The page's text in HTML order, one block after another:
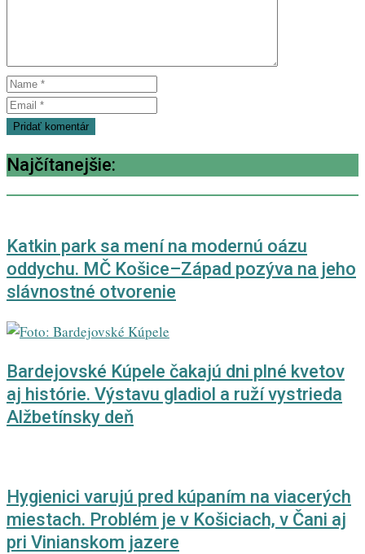
Najčítanejšie:
Katkin park sa mení na modernú oázu
oddychu. MČ Košice–Západ pozýva na jeho
slávnostné otvorenie
Bardejovské Kúpele čakajú dni plné kvetov
aj histórie. Výstavu gladiol a ruží vystrieda
Alžbetínsky deň
Hygienici varujú pred kúpaním na viacerých
miestach. Problém je v Košiciach, v Čani aj
pri Vinianskom jazere